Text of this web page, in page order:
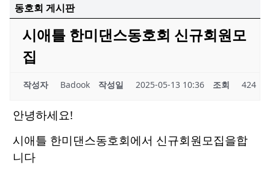
동호회 게시판
시애틀 한미댄스동호회 신규회원모
집
작성자 Badook 작성일 2025-05-13 10:36 조회 424
안녕하세요!
시애틀 한미댄스동호회에서 신규회원모집을합
니다